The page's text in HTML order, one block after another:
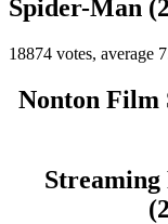
Spider-Man
18874 votes, average
Nonton Film